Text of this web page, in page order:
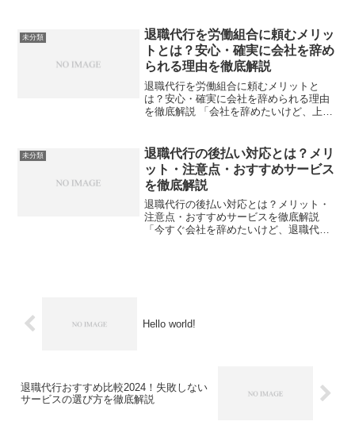
退職代行を利用しても有給消化は可能で
す。この記事では、退職...
未分類
退職代行を労働組合に頼むメリッ
トとは？安心・確実に会社を辞め
られる理由を徹底解説
退職代行を労働組合に頼むメリットと
は？安心・確実に会社を辞められる理由
を徹底解説 「会社を辞めたいけど、上司
抱えている方に注目されているのが退職
代行サービスです。中でも...
未分類
退職代行の後払い対応とは？メリ
ット・注意点・おすすめサービス
を徹底解説
退職代行の後払い対応とは？メリット・
注意点・おすすめサービスを徹底解説
「今すぐ会社を辞めたいけど、退職代行
Hello world!
退職代行おすすめ比較2024！失敗しない
サービスの選び方を徹底解説